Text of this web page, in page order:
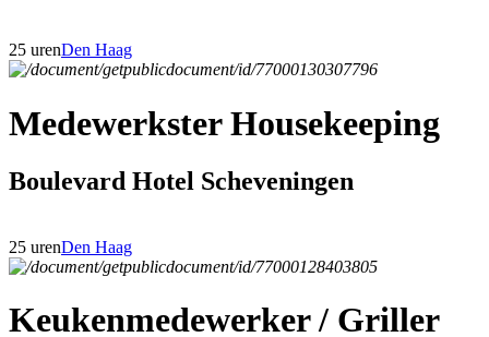
25 urenDen Haag
Medewerkster Housekeeping
Boulevard Hotel Scheveningen
25 urenDen Haag
Keukenmedewerker / Griller